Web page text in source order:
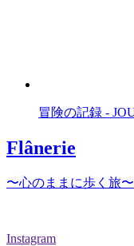
冒険の記録 -
Flânerie
〜心のままに歩く旅〜
Instagram